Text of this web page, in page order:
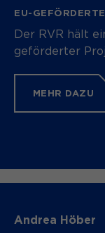
EU-
Der RVR hält
geförderter
MEHR DAZU
Andrea Höber